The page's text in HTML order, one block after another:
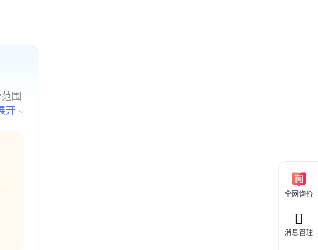
围
刃
开
全网询价
消息管理